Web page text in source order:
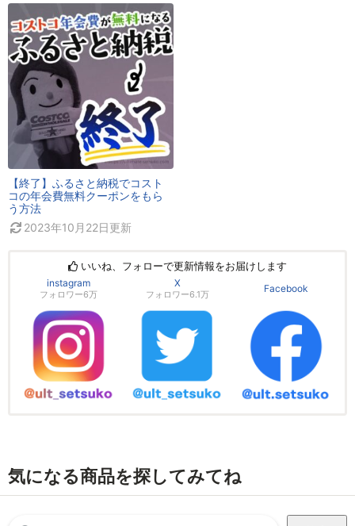
【終了】ふるさと納税でコスト
コの年会費無料クーポンをもら
う方法
2023年10月22日更新
いいね、フォローで更新情報をお届けします
instagram
フォロワー6万
X
フォロワー6.1万
Facebook
気になる商品を探してみてね